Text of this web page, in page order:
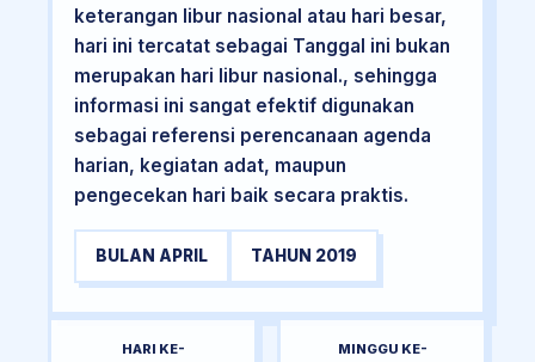
keterangan libur nasional atau hari besar,
hari ini tercatat sebagai Tanggal ini bukan
merupakan hari libur nasional., sehingga
informasi ini sangat efektif digunakan
sebagai referensi perencanaan agenda
harian, kegiatan adat, maupun
pengecekan hari baik secara praktis.
BULAN APRIL TAHUN 2019
HARI KE- MINGGU KE-